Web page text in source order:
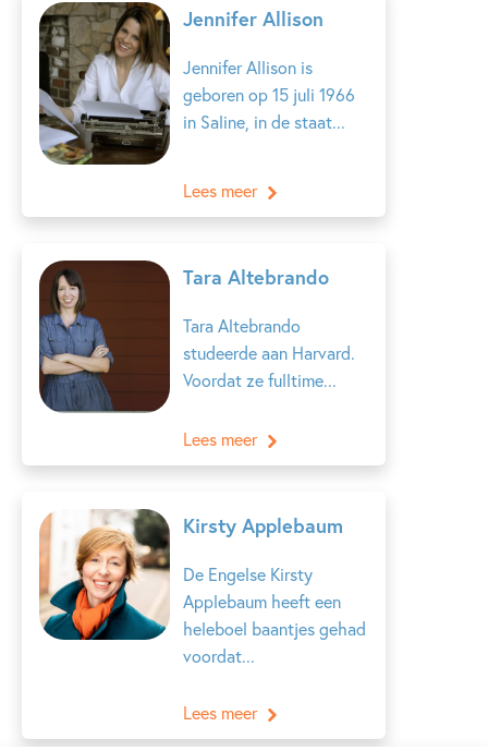
Jennifer Allison
Jennifer Allison is
geboren op 15 juli 1966
in Saline, in de staat...
Lees meer
Tara Altebrando
Tara Altebrando
studeerde aan Harvard.
Voordat ze fulltime...
Lees meer
Kirsty Applebaum
De Engelse Kirsty
Applebaum heeft een
heleboel baantjes gehad
voordat...
Lees meer